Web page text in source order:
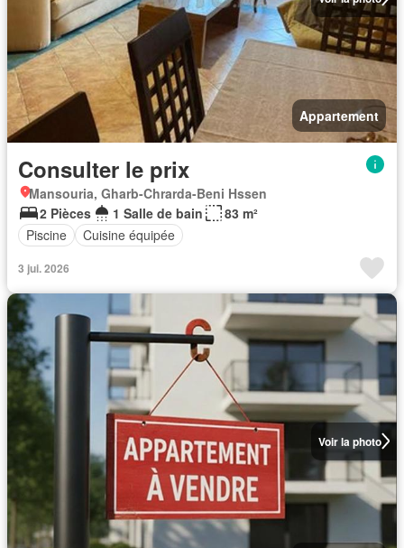
Appartement
Consulter le prix
Mansouria, Gharb-Chrarda-Beni Hssen
2 Pièces
1 Salle de bain
83 m²
Piscine
Cuisine équipée
3 jui. 2026
Voir la photo